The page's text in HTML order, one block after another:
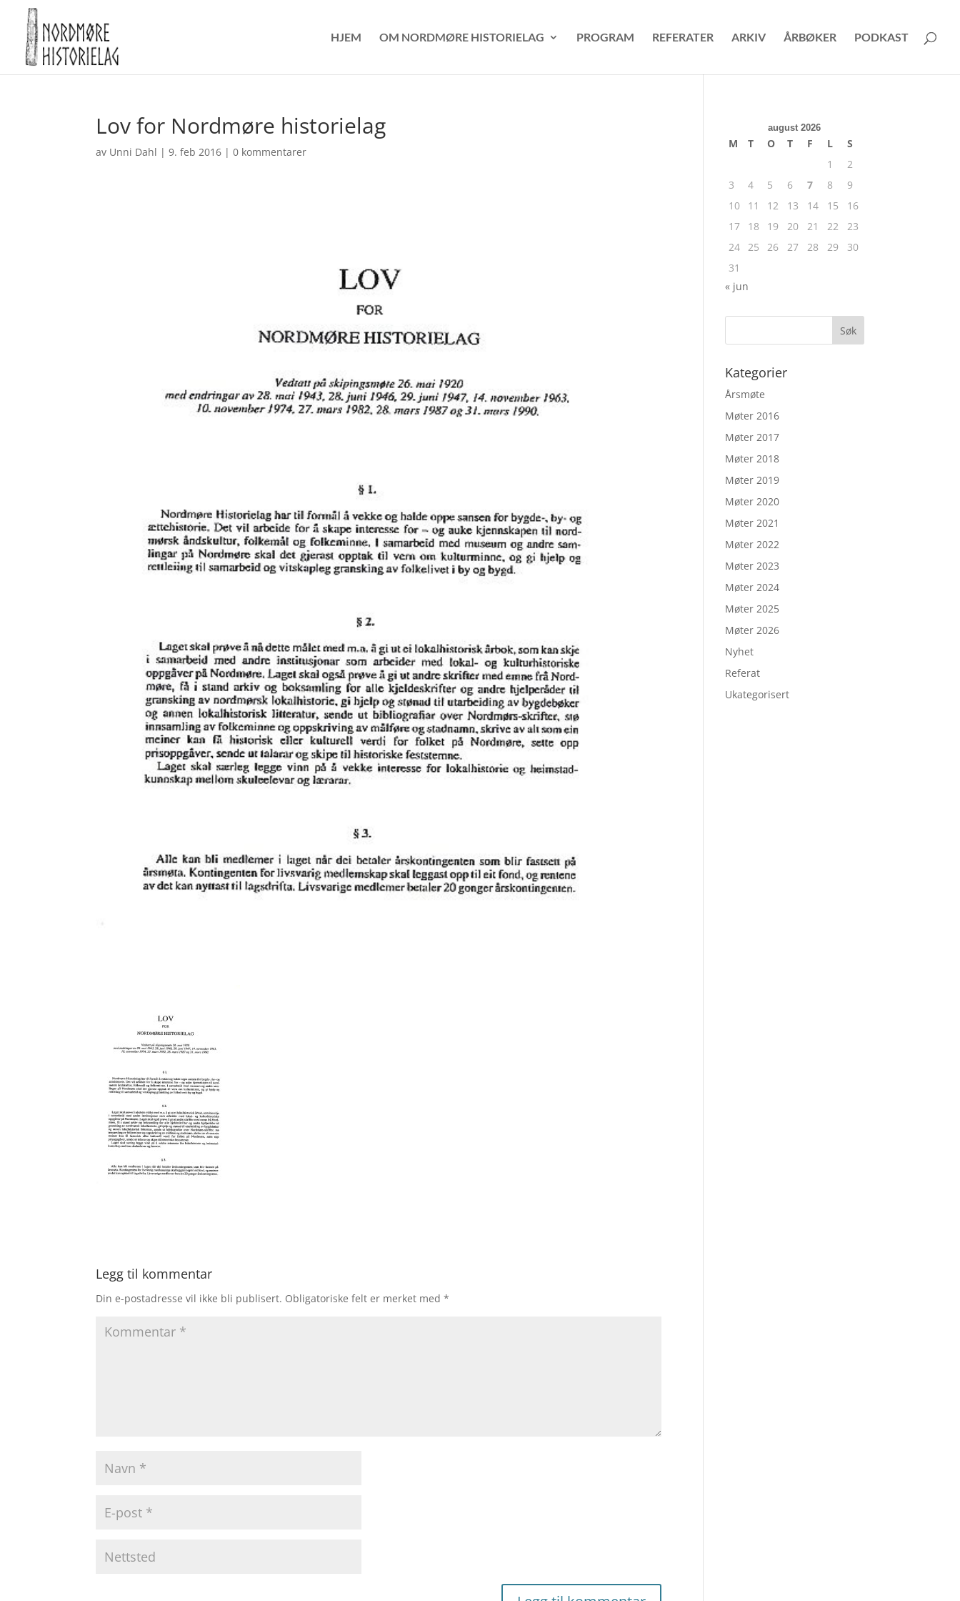
HJEM OM NORDMØRE HISTORIELAG PROGRAM REFERATER ARKIV ÅRBØKER PODKAST
Lov for Nordmøre historielag
av Unni Dahl |9. feb 2016 |0 kommentarer
Legg til kommentar
Din e-postadresse vil ikke bli publisert. Obligatoriske felt er merket med*
august 2026
M T O T F L
S
1
2
3
4 5 6 7 8
9
10
11 12 13 14 15
16
17
18 19 20 21 22
23
24 25 26 27 28 29
30
31
« jun
Kategorier
Årsmøte
Møter 2016
Møter 2017
Møter 2018
Møter 2019
Møter 2020
Møter 2021
Møter 2022
Møter 2023
Møter 2024
Møter 2025
Møter 2026
Nyhet
Referat
Ukategorisert